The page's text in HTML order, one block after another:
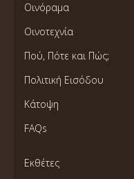
Οινόραμα
Οινοτεχνία
Πού, Πότε και Πώς;
Πολιτική Εισόδου
Κάτοψη
FAQs
Εκθέτες